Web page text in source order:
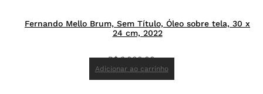
Fernando Mello Brum, Sem Título, Óleo sobre tela, 30 x
24 cm, 2022
R$3.000,00
Adicionar ao carrinho